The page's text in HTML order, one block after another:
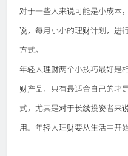
对于一些人来说可能是小成本
说，每月小小的理财计划，进
方式。
年轻人理财两个小技巧最好是
财产品，只有最适合自己的才
式，尤其是对于长线投资者来
用。年轻人理财要从生活中开